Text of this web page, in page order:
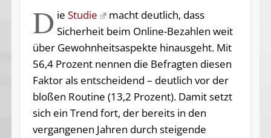
D ieStudie
macht deutlich, dass
Sicherheit beim Online-Bezahlen weit
über Gewohnheitsaspekte hinausgeht. Mit
56,4 Prozent nennen die Befragten diesen
Faktor als entscheidend – deutlich vor der
bloßen Routine (13,2 Prozent). Damit setzt
sich ein Trend fort, der bereits in den
vergangenen Jahren durch steigende